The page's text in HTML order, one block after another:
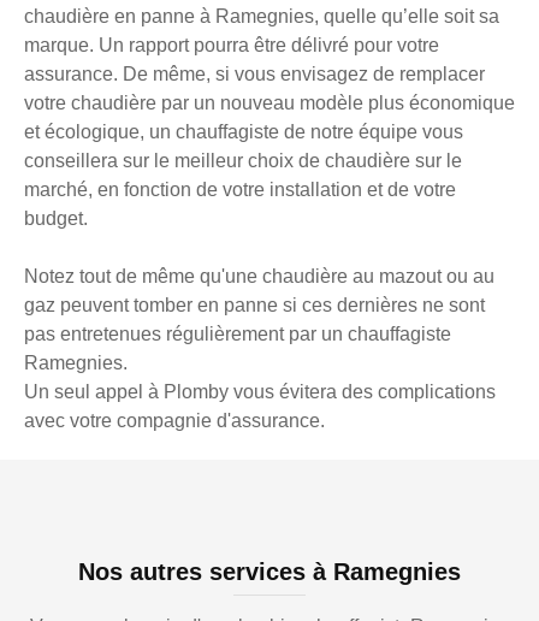
chaudière en panne à Ramegnies, quelle qu’elle soit sa
marque. Un rapport pourra être délivré pour votre
assurance. De même, si vous envisagez de remplacer
votre chaudière par un nouveau modèle plus économique
et écologique, un chauffagiste de notre équipe vous
conseillera sur le meilleur choix de chaudière sur le
marché, en fonction de votre installation et de votre
budget.
Notez tout de même qu'une chaudière au mazout ou au
gaz peuvent tomber en panne si ces dernières ne sont
pas entretenues régulièrement par un chauffagiste
Ramegnies.
Un seul appel à Plomby vous évitera des complications
avec votre compagnie d'assurance.
Nos autres services à Ramegnies